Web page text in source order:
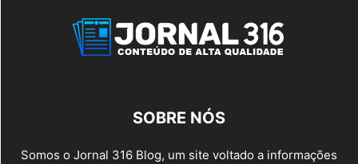
SOBRE NÓS
Somos o Jornal 316 Blog, um site voltado a informações